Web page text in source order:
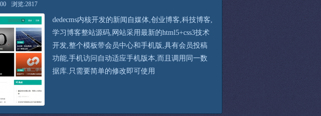
浏览:2817
dedecms内核开发的新闻自媒体,创业博客,科技博客,
学习博客整站源码,网站采用最新的html5+css3技术
开发,整个模板带会员中心和手机版,具有会员投稿
功能,手机访问自动适应手机版本,而且调用同一数
据库.只需要简单的修改即可使用